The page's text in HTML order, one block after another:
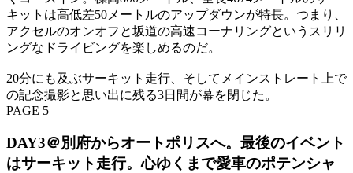
キットは高低差50メートルのアップダウンが特長。つまり、
アクセルのオンオフと坂道の高速コーナリングというスリリ
ングなドライビングを楽しめるのだ。
20分にも及ぶサーキット走行、そしてメインストレート上で
の記念撮影と思い出に残る3日間が幕を閉じた。
PAGE 5
DAY3＠別府からオートポリスへ。最後のイベント
はサーキット走行。心ゆくまで愛車のポテンシャ